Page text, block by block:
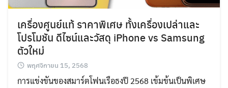
เครื่องศูนย์แท้ ราคาพิเศษ ทั้งเครื่องเปล่าและ
โปรโมชัน ดีไซน์และวัสดุ iPhone vs Samsung
ตัวใหม่
พฤศจิกายน 15, 2568
การแข่งขันของสมาร์ตโฟนเรือธงปี 2568 เข้มข้นเป็นพิเศษ